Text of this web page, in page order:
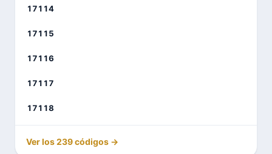
17114
17115
17116
17117
17118
Ver los 239 códigos →